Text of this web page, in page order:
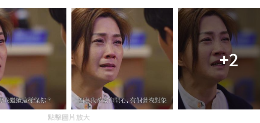
+2
點擊圖片放大